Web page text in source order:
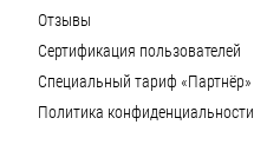
Отзывы
Сертификация пользователей
Специальный тариф «Партнёр»
Политика конфиденциальности